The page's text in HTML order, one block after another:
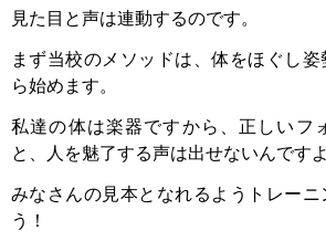
見た目と声は連動するのです。
まず当校のメソッドは、体をほぐし
ら始めます。
私達の体は楽器ですから、正しいフ
と、人を魅了する声は出せないんですよ
みなさんの見本となれるようトレーニ
う！